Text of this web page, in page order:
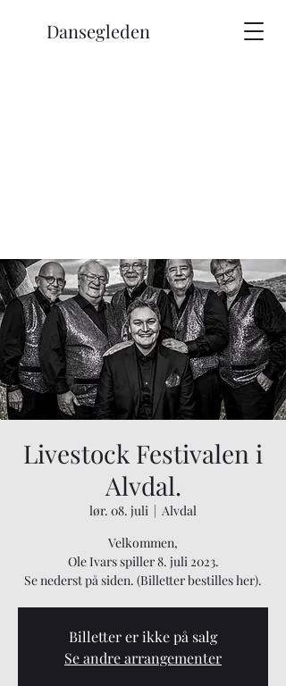
Dansegleden
Livestock Festivalen i
Alvdal.
lør. 08. juli
  |
Alvdal
Velkommen,
Ole Ivars spiller 8. juli 2023.
Se nederst på siden. (Billetter bestilles her).
Billetter er ikke på salg
Se andre arrangementer